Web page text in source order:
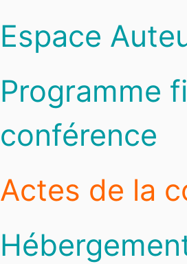
Espace
Programme
conférence
Actes de la